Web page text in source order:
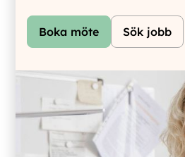
Boka möte Sök jobb